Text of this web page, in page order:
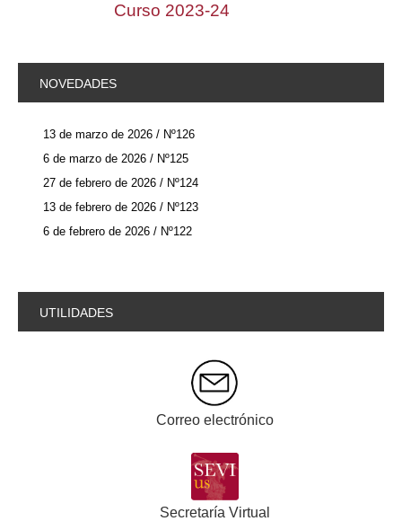
Curso 2023-24
NOVEDADES
13 de marzo de 2026 / Nº126
6 de marzo de 2026 / Nº125
27 de febrero de 2026 / Nº124
13 de febrero de 2026 / Nº123
6 de febrero de 2026 / Nº122
UTILIDADES
Correo electrónico
Secretaría Virtual